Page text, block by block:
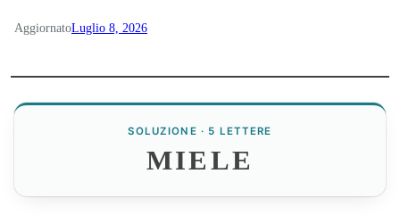
AggiornatoLuglio 8, 2026
SOLUZIONE · 5 LETTERE
MIELE